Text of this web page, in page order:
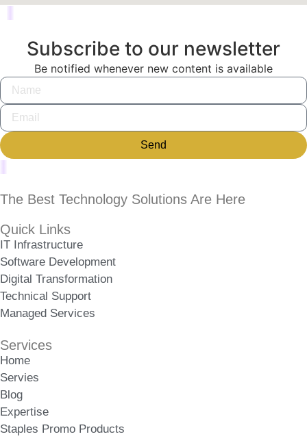
Subscribe to our newsletter
Be notified whenever new content is available
Send
The Best Technology Solutions Are Here
Quick Links
IT Infrastructure
Software Development
Digital Transformation
Technical Support
Managed Services
Services
Home
Servies
Blog
Expertise
Staples Promo Products